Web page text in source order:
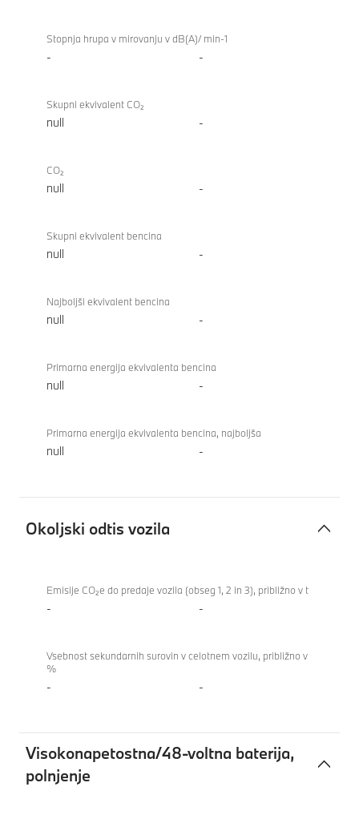
Stopnja hrupa v mirovanju v dB(A)/ min-1
- -
Skupni ekvivalent CO₂
null -
CO₂
null -
Skupni ekvivalent bencina
null -
Najboljši ekvivalent bencina
null -
Primarna energija ekvivalenta bencina
null -
Primarna energija ekvivalenta bencina, najboljša
null -
Okoljski odtis vozila
odtis
vozila
xDrive40
Gran
Emisije CO₂e do predaje vozila (obseg 1, 2 in 3), približno v t
- -
Vsebnost sekundarnih surovin v celotnem vozilu, približno v
%
- -
Visokonapetostna/48-voltna baterija,
polnjenje